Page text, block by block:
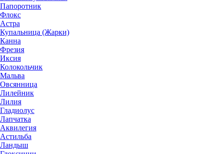
Папоротник
Флокс
Астра
Купальница (Жарки)
Канна
Фрезия
Иксия
Колокольчик
Мальва
Овсянница
Лилейник
Лилия
Гладиолус
Лапчатка
Аквилегия
Астильба
Ландыш